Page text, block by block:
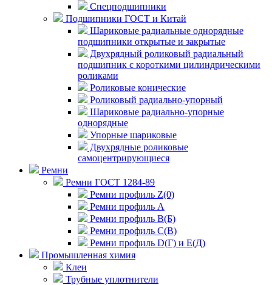
Спецподшипники
Подшипники ГОСТ и Китай
Шариковые радиальные однорядные
подшипники открытые и закрытые
Двухрядный роликовый радиальный
подшипник с короткими цилиндрическими
роликами
Роликовые конические
Роликовый радиально-упорный
Шариковые радиально-упорные
однорядные
Упорные шариковые
Двухрядные роликовые
самоцентрирующиеся
Ремни
Ремни ГОСТ 1284-89
Ремни профиль Z(0)
Ремни профиль А
Ремни профиль В(Б)
Ремни профиль С(В)
Ремни профиль D(Г) и E(Д)
Промышленная химия
Клеи
Трубные уплотнители